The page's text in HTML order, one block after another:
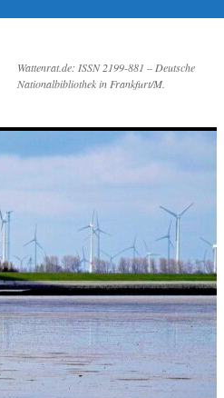
Wattenrat.de: ISSN 2199-881 – Deutsche
Nationalbibliothek in Frankfurt/M.